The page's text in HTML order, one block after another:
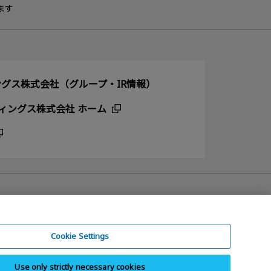
す
ス株式会社（グループ・IR情報）
ングス株式会社 ホーム
Cookie Settings
Use only strictly necessary cookies